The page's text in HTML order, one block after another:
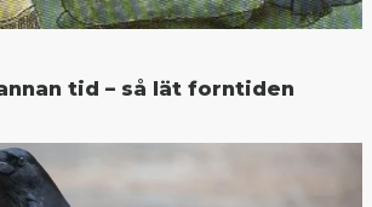
tid – så lät forntiden